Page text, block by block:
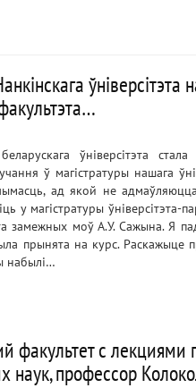
ўніверсітэта
ўніверсітэта стала
ў магістратуры нашага
ад якой не
у магістратуры
замежных моў А.У. Сажына. Я
прынята на курс. Раскажыце
набылі…
факультет с лекциями
наук, профессор